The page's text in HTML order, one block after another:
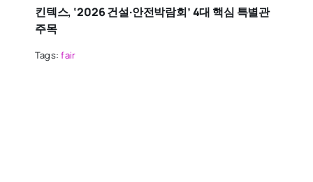
킨텍스, ‘2026 건설·안전박람회’ 4대 핵심 특별관
주목
Tags:fair